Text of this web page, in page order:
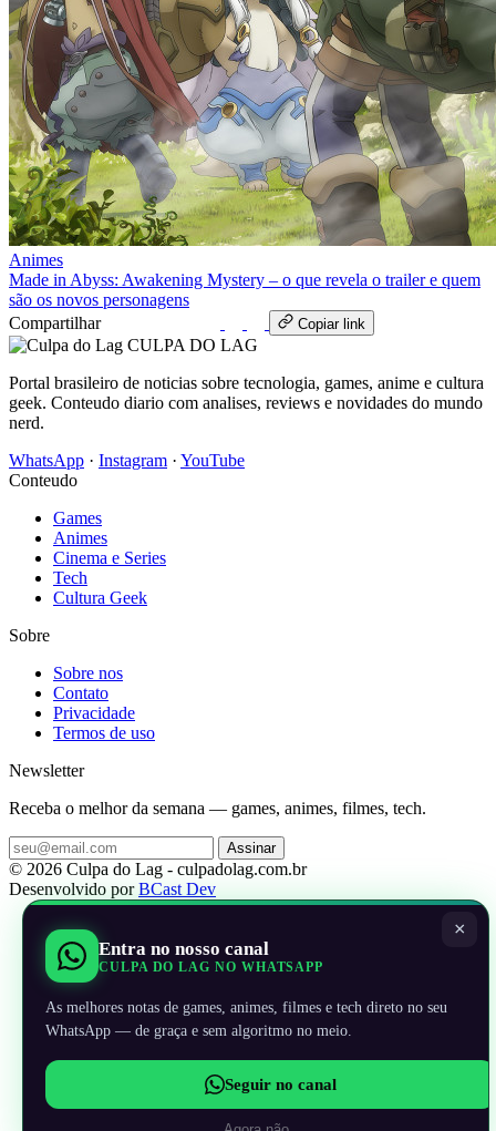
Animes
Made in Abyss: Awakening Mystery – o que revela o trailer e quem
são os novos personagens
Compartilhar
Copiar link
CULPA DO LAG
Portal brasileiro de noticias sobre tecnologia, games, anime e cultura
geek. Conteudo diario com analises, reviews e novidades do mundo
nerd.
WhatsApp · Instagram · YouTube
Conteudo
Games
Animes
Cinema e Series
Tech
Cultura Geek
Sobre
Sobre nos
Contato
Privacidade
Termos de uso
Newsletter
Receba o melhor da semana — games, animes, filmes, tech.
Assinar
© 2026 Culpa do Lag - culpadolag.com.br
Desenvolvido porBCast Dev
×
Entra no nosso canal
CULPA DO LAG NO WHATSAPP
As melhores notas de games, animes, filmes e tech direto no seu
WhatsApp — de graça e sem algoritmo no meio.
Seguir no canal